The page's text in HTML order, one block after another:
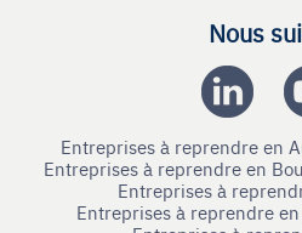
Nous
Entreprises à reprendre en
Entreprises à reprendre en
Entreprises à
Entreprises à reprendre